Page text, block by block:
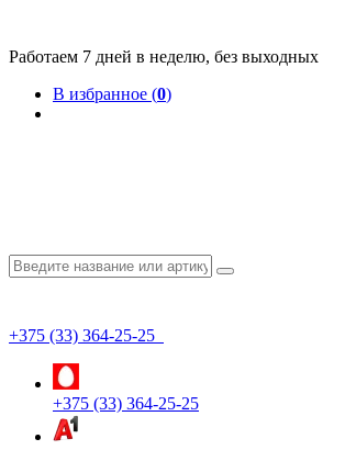
Работаем 7 дней в неделю, без выходных
В избранное (0)
+375 (33) 364-25-25
+375 (33) 364-25-25